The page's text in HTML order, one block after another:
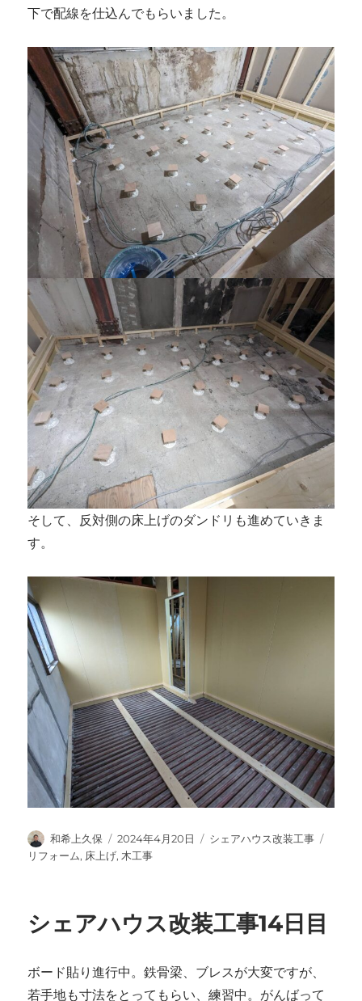
下で配線を仕込んでもらいました。
そして、反対側の床上げのダンドリも進めていきま
す。
投
稿
和希上久保
投
稿
2024年4月20日
カ
シェアハウス改装工事
リフォーム, 床上げ, 木工事
シェアハウス改装工事14日目
ボード貼り進行中。鉄骨梁、ブレスが大変ですが、
若手地も寸法をとってもらい、練習中。がんばって